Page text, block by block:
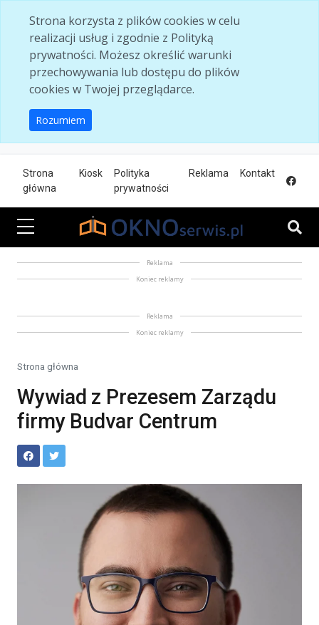
Strona korzysta z plików cookies w celu
realizacji usług i zgodnie z Polityką
prywatności. Możesz określić warunki
przechowywania lub dostępu do plików
cookies w Twojej przeglądarce.
Rozumiem
Strona
główna
Kiosk
Polityka
prywatności
Reklama Kontakt
Reklama
Koniec reklamy
Reklama
Koniec reklamy
Strona główna
Wywiad z Prezesem Zarządu
firmy Budvar Centrum